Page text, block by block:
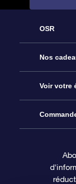
OSR
Service
À propos de
Nous
Nos
Cadeau
Coffret
Carte
Voir votre
Registre
Page